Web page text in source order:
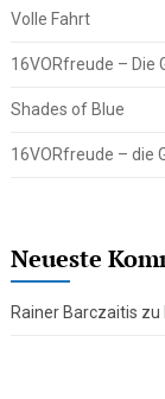
Volle Fahrt
16VORfreude – Die
Shades of Blue
16VORfreude – die
Neueste
Rainer Barczaitis zu